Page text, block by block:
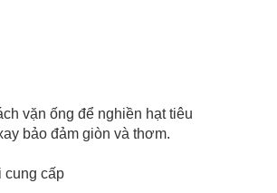
vặn ống để nghiền hạt tiêu
bảo đảm giòn và thơm.
cung cấp